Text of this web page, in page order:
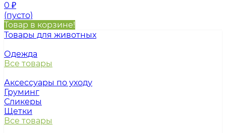
0 ₽
(пусто)
Товар в корзине!
Товары для животных
Одежда
Все товары
Аксессуары по уходу
Груминг
Сликеры
Щетки
Все товары